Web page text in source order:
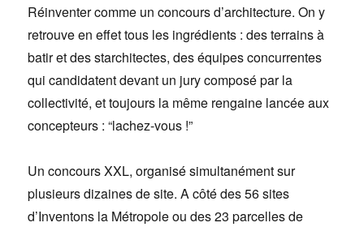
Réinventer comme un concours d’architecture. On y
retrouve en effet tous les ingrédients : des terrains à
batir et des starchitectes, des équipes concurrentes
qui candidatent devant un jury composé par la
collectivité, et toujours la même rengaine lancée aux
concepteurs : “lachez-vous !”
Un concours XXL, organisé simultanément sur
plusieurs dizaines de site. A côté des 56 sites
d’Inventons la Métropole ou des 23 parcelles de